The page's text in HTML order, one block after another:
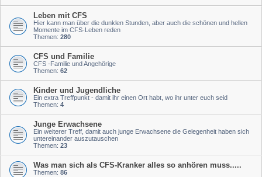
Leben mit CFS
Hier kann man über die dunklen Stunden, aber auch die schönen und hellen
Momente im CFS-Leben reden
Themen: 280
CFS und Familie
CFS -Familie und Angehörige
Themen: 62
Kinder und Jugendliche
Ein extra Treffpunkt - damit ihr einen Ort habt, wo ihr unter euch seid
Themen: 4
Junge Erwachsene
Ein weiterer Treff, damit auch junge Erwachsene die Gelegenheit haben sich
untereinander auszutauschen
Themen: 23
Was man sich als CFS-Kranker alles so anhören muss.....
Themen: 86